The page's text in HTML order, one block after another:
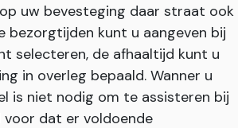
uw bevesteging daar straat ook
bezorgtijden kunt u aangeven bij
selecteren, de afhaaltijd kunt u
in overleg bepaald. Wanner u
is niet nodig om te assisteren bij
dat er voldoende